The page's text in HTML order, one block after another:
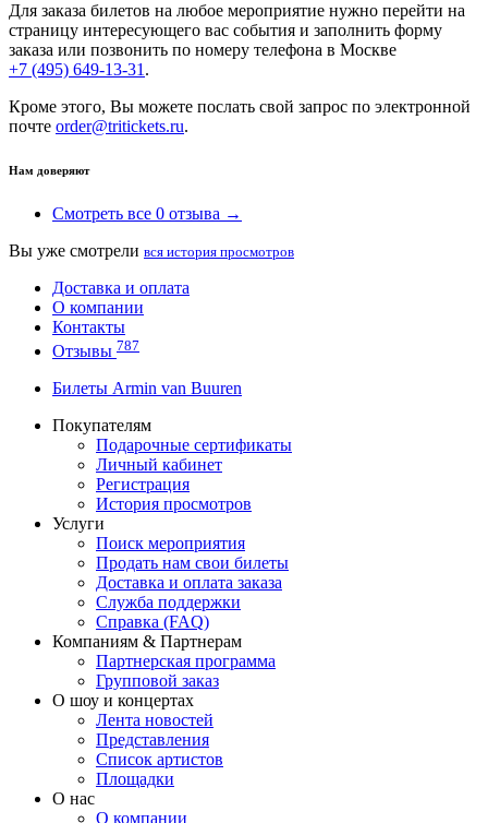
Для заказа билетов на любое мероприятие нужно перейти на
страницу интересующего вас события и заполнить форму
заказа или позвонить по номеру телефона в Москве
+7 (495) 649-13-31 .
Кроме этого, Вы можете послать свой запрос по электронной
почте order@tritickets.ru.
Нам доверяют
Смотреть все 0 отзыва →
Вы уже смотрели вся история просмотров
Доставка и оплата
О компании
Контакты
Отзывы 787
Билеты Armin van Buuren
Покупателям
Подарочные сертификаты
Личный кабинет
Регистрация
История просмотров
Услуги
Поиск мероприятия
Продать нам свои билеты
Доставка и оплата заказа
Служба поддержки
Справка (FAQ)
Компаниям & Партнерам
Партнерская программа
Групповой заказ
О шоу и концертах
Лента новостей
Представления
Список артистов
Площадки
О нас
О компании